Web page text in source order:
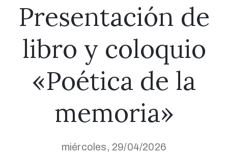
Presentación de
libro y coloquio
«Poética de la
memoria»
miércoles, 29/04/2026